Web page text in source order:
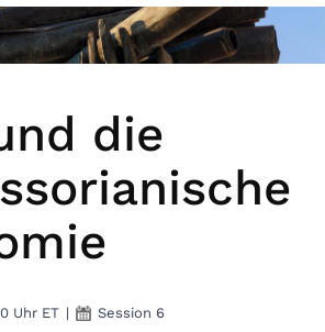
die
Uhr ET | Session 6